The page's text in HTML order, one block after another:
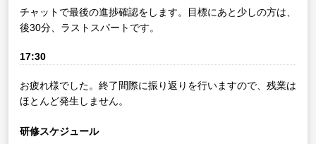
チャットで最後の進捗確認をします。目標にあと少しの方は、
後30分、ラストスパートです。
17:30
お疲れ様でした。終了間際に振り返りを行いますので、残業は
ほとんど発生しません。
研修スケジュール